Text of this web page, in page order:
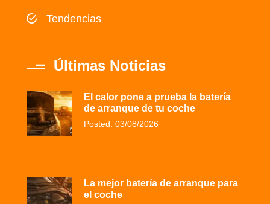
Tendencias
Últimas Noticias
El calor pone a prueba la batería
de arranque de tu coche
Posted: 03/08/2026
La mejor batería de arranque para
el coche